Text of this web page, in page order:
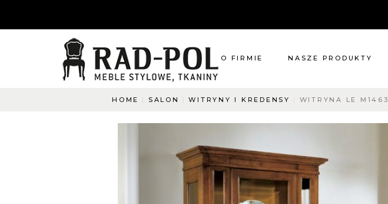
O FIRMIE
O co pytacie?
Napisz do nas
NASZE PRODUKTY
Renowacje
Kuchnie
Dodatki
HOME SALON WITRYNY I KREDENSY WITRYNA LE M1463